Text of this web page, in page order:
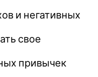
и негативных
свое
привычек